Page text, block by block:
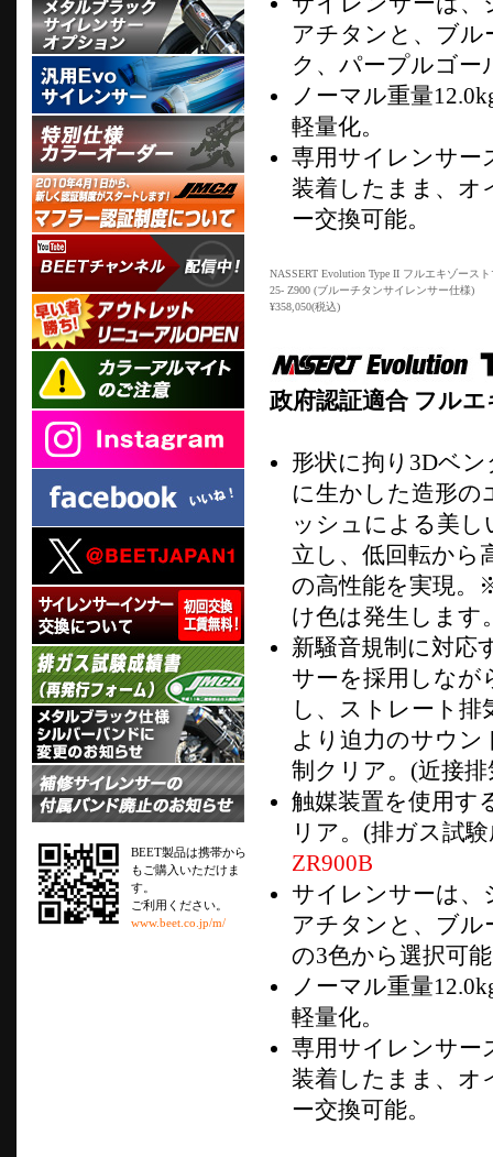
BEET製品は携帯から
もご購入いただけま
す。
ご利用ください。
www.beet.co.jp/m/
アチタンと、ブ
ク、パープルゴー
ノーマル重量
軽量化。
専用サイレンサー
装着したまま、オ
ー交換可能。
NASSERT Evolution Type II フルエキゾース
25- Z900 (ブルーチタンサイレンサー仕様)
¥358,050(税込)
政府認証適合 フル
形状に拘り3Dベ
に生かした造形
ッシュによる美し
立し、低回転から
の高性能を実現。
け色は発生します
新騒音規制に対応
サーを採用しなが
し、ストレート
より迫力のサウン
制クリア。(近接
触媒装置を使用す
リア。(排ガス試
ZR900B
サイレンサーは、
アチタンと、ブ
の3色から選択可
ノーマル重量
軽量化。
専用サイレンサー
装着したまま、オ
ー交換可能。